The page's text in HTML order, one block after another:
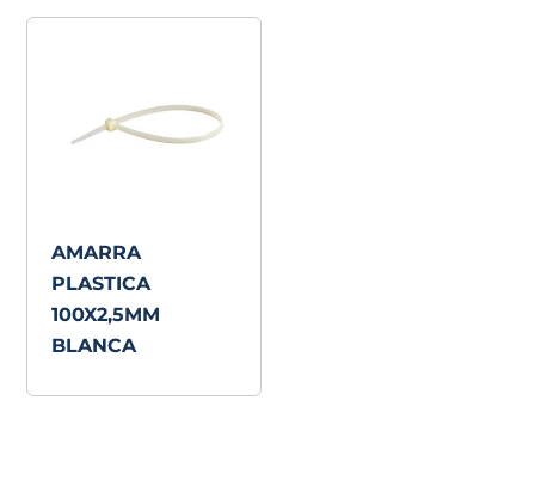
AMARRA
PLASTICA
100X2,5MM
BLANCA